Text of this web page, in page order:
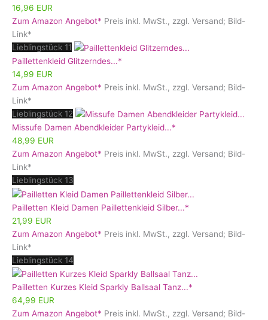
16,96 EUR
Zum Amazon Angebot* Preis inkl. MwSt., zzgl. Versand; Bild-
Link*
Lieblingstück 11
Paillettenkleid Glitzerndes...*
14,99 EUR
Zum Amazon Angebot* Preis inkl. MwSt., zzgl. Versand; Bild-
Link*
Lieblingstück 12
Missufe Damen Abendkleider Partykleid...*
48,99 EUR
Zum Amazon Angebot* Preis inkl. MwSt., zzgl. Versand; Bild-
Link*
Lieblingstück 13
Pailletten Kleid Damen Paillettenkleid Silber...*
21,99 EUR
Zum Amazon Angebot* Preis inkl. MwSt., zzgl. Versand; Bild-
Link*
Lieblingstück 14
Pailletten Kurzes Kleid Sparkly Ballsaal Tanz...*
64,99 EUR
Zum Amazon Angebot* Preis inkl. MwSt., zzgl. Versand; Bild-